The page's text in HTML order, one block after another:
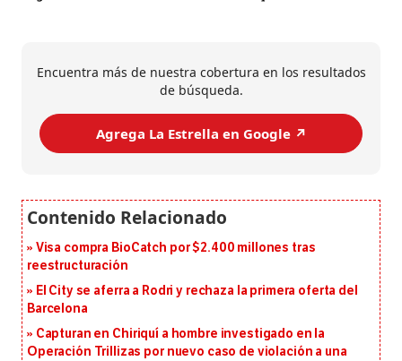
Encuentra más de nuestra cobertura en los resultados
de búsqueda.
Agrega La Estrella en Google ↗️
Visa compra BioCatch por $2.400 millones tras
reestructuración
El City se aferra a Rodri y rechaza la primera oferta del
Barcelona
Capturan en Chiriquí a hombre investigado en la
Operación Trillizas por nuevo caso de violación a una